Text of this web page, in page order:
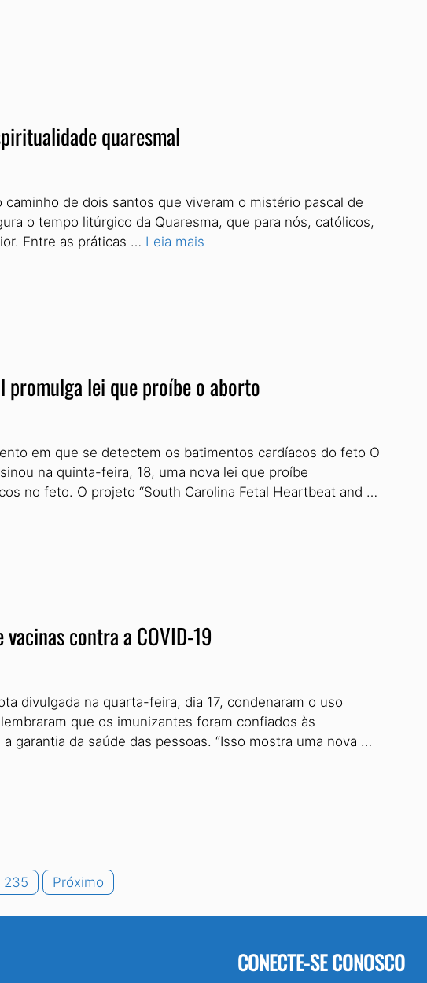
quaresmal
caminho de dois santos que viveram o mistério pascal de
o tempo litúrgico da Quaresma, que para nós, católicos,
Entre as práticas … Leia mais
promulga lei que proíbe o aborto
em que se detectem os batimentos cardíacos do feto O
na quinta-feira, 18, uma nova lei que proíbe
no feto. O projeto “South Carolina Fetal Heartbeat and …
contra a COVID-19
divulgada na quarta-feira, dia 17, condenaram o uso
que os imunizantes foram confiados às
garantia da saúde das pessoas. “Isso mostra uma nova …
Page
235 Próximo
CONECTE-SE CONOSCO